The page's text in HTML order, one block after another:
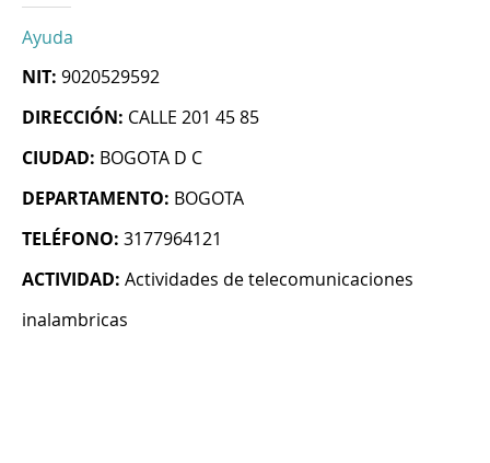
Ayuda
NIT: 9020529592
DIRECCIÓN: CALLE 201 45 85
CIUDAD: BOGOTA D C
DEPARTAMENTO: BOGOTA
TELÉFONO: 3177964121
ACTIVIDAD: Actividades de telecomunicaciones
inalambricas